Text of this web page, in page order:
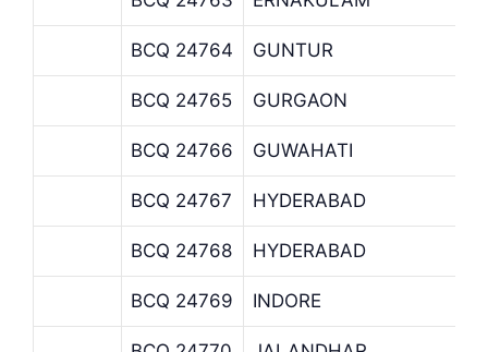
BCQ 24764 GUNTUR
BCQ 24765 GURGAON
BCQ 24766 GUWAHATI
BCQ 24767 HYDERABAD
BCQ 24768 HYDERABAD
BCQ 24769 INDORE